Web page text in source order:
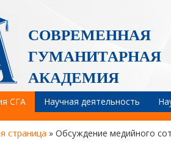
СОВРЕМЕННАЯ
ГУМАНИТАРНАЯ
АКАДЕМИЯ
СГА Научная деятельность
страница » Обсуждение медийного